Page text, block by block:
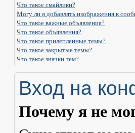
Что такое смайлики?
Могу ли я добавлять изображения к
Что такое важные объявления?
Что такое объявления?
Что такое прилепленные темы?
Что такое закрытые темы?
Что такое значки тем?
Вход на
Почему я не